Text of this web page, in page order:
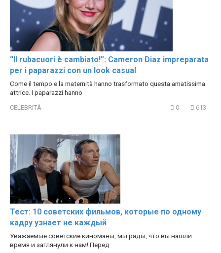
“Il rubacuori è cambiato!”: Cameron Diaz impreparata
per i paparazzi con un look casual
Come il tempo e la maternità hanno trasformato questa amatissima
attrice. I paparazzi hanno
CELEBRITÀ 0 613
Тест: 10 советских фильмов, которые по одному
кадру узнает не каждый
Уважаемые советские киноманы, мы рады, что вы нашли
время и заглянули к нам! Перед